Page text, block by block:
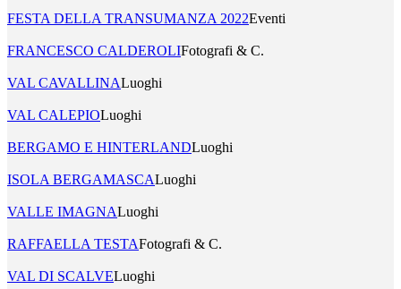
FESTA DELLA TRANSUMANZA 2022Eventi
FRANCESCO CALDEROLIFotografi & C.
VAL CAVALLINALuoghi
VAL CALEPIOLuoghi
BERGAMO E HINTERLANDLuoghi
ISOLA BERGAMASCALuoghi
VALLE IMAGNALuoghi
RAFFAELLA TESTAFotografi & C.
VAL DI SCALVELuoghi